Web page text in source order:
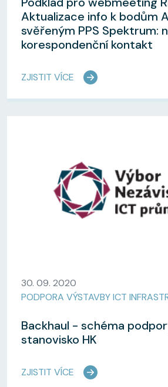
Aktualizace info k bodům
svěřeným PPS Spektrum:
korespondenční kontakt
ZJISTIT VÍCE
30. 09. 2020
PODPORA VÝSTAVBY ICT
Backhaul - schéma
stanovisko HK
ZJISTIT VÍCE